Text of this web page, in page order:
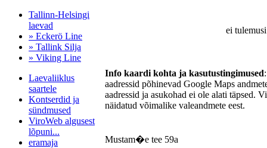
Tallinn-Helsingi
laevad
» Eckerö Line
» Tallink Silja
» Viking Line
Laevaliiklus
saartele
Kontserdid ja
sündmused
ViroWeb algusest
lõpuni...
eramaja
ei
Info kaardi kohta ja kasutustingimused
aadressid põhinevad Google Maps
aadressid ja asukohad ei ole alati täpsed.
näidatud võimalike valeandmete eest.
Mustam�e tee 59a